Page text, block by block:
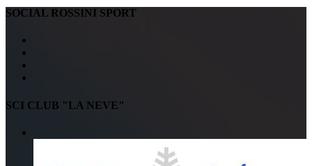
SOCIAL ROSSINI SPORT
SCI CLUB "LA NEVE"